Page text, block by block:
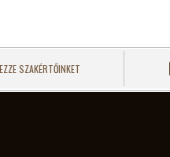
SZAKÉRTŐINKET